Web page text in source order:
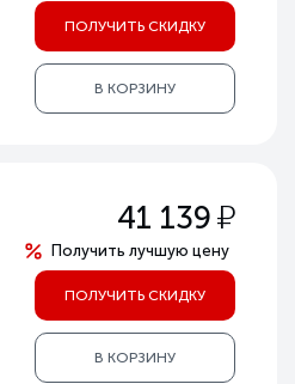
ПОЛУЧИТЬ СКИДКУ
В КОРЗИНУ
41 139у
Получить лучшую цену
ПОЛУЧИТЬ СКИДКУ
В КОРЗИНУ